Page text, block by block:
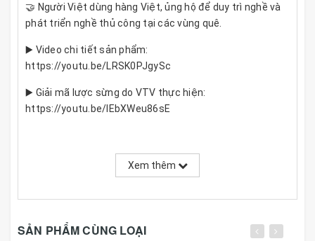
🤝 Người Việt dùng hàng Việt, ủng hộ để duy trì nghề và
phát triển nghề thủ công tại các vùng quê.
▶️ Video chi tiết sản phẩm:
https://youtu.be/LRSK0PJgySc
▶️ Giải mã lược sừng do VTV thực hiện:
https://youtu.be/lEbXWeu86sE
💎 Đây là dụng cụ diện chẩn làm từ chóp sừng, được các
nghệ nhân làm thủ công cắt tỉa quả cầu gai rất tỉ mỉ, tay
- Quý khách lưu ý: cây lăn cầu gai đôi bằng sừng tr.âu, rất
tốt và đảm bảo cho việc chữa bệnh, nên có giá thành
Xem thêm
SẢN PHẨM CÙNG LOẠI